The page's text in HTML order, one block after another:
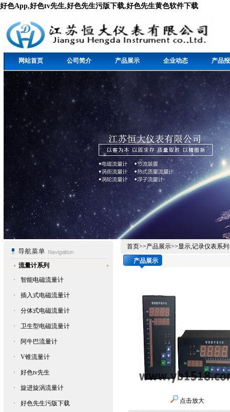
好色App,好色tv先生,好色先生污版下载,好色先生黄色软件下载
网站首页 公司简介 产品展示 企业动态 产品
流量计系列
·
智能电磁流量计
· 插入式电磁流量计
· 分体式电磁流量计
· 卫生型电磁流量计
· 阿牛巴流量计
· V锥流量计
· 好色tv先生
· 旋进旋涡流量计
· 好色先生污版下载
首页>>产品展示>>显示,记录仪表系列
产品展示
点击放大